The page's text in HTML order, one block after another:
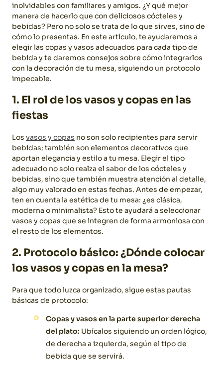
inolvidables con familiares y amigos. ¿Y qué mejor
manera de hacerlo que con deliciosos cócteles y
bebidas? Pero no solo se trata de lo que sirves, sino de
cómo lo presentas. En este artículo, te ayudaremos a
elegir las copas y vasos adecuados para cada tipo de
bebida y te daremos consejos sobre cómo integrarlos
con la decoración de tu mesa, siguiendo un protocolo
impecable.
1. El rol de los vasos y copas en las
fiestas
Los vasos y copas no son solo recipientes para servir
bebidas; también son elementos decorativos que
aportan elegancia y estilo a tu mesa. Elegir el tipo
adecuado no solo realza el sabor de los cócteles y
bebidas, sino que también muestra atención al detalle,
algo muy valorado en estas fechas. Antes de empezar,
ten en cuenta la estética de tu mesa: ¿es clásica,
moderna o minimalista? Esto te ayudará a seleccionar
vasos y copas que se integren de forma armoniosa con
el resto de los elementos.
2. Protocolo básico: ¿Dónde colocar
los vasos y copas en la mesa?
Para que todo luzca organizado, sigue estas pautas
básicas de protocolo:
Copas y vasos en la parte superior derecha
del plato: Ubícalos siguiendo un orden lógico,
de derecha a izquierda, según el tipo de
bebida que se servirá.